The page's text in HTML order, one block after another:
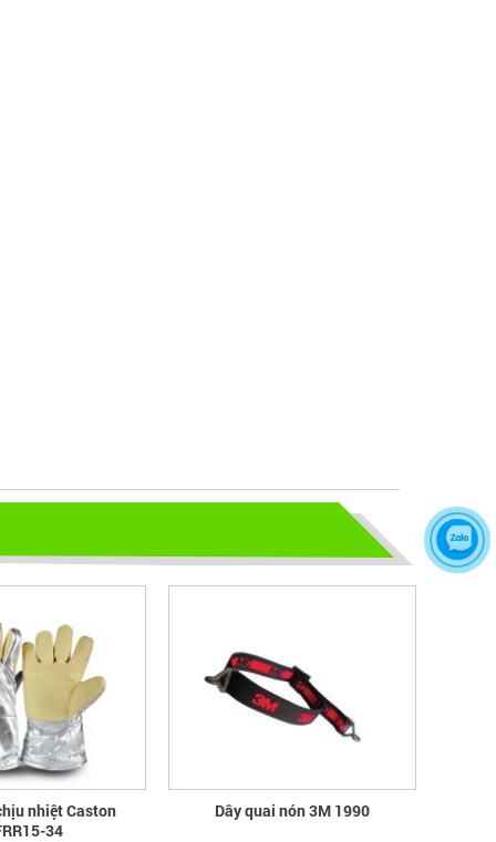
CÁC MẪU GĂNG TAY KHO LẠNH
THÔNG DỤNG NHẤT HIỆN NAY
CHỌN GIÀY BẢO HỘ - ĐỪNG ĐỂ
CHÂN BẠN NGUY HIỂM
TỦ ĐỰNG HÓA CHẤT CÓ LỌC HẤP
THU
nhiệt Caston
34
Dây quai nón 3M 1990